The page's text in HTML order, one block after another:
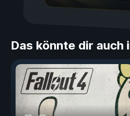
Das könnte dir auch